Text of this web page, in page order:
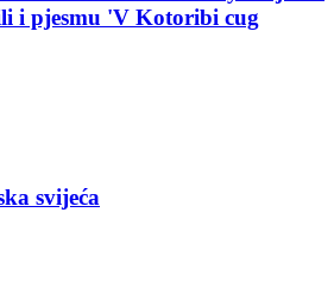
i pjesmu 'V Kotoribi cug
svijeća